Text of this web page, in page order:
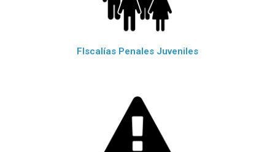
FIscalías Penales Juveniles